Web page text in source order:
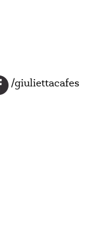
/giuliettacafes